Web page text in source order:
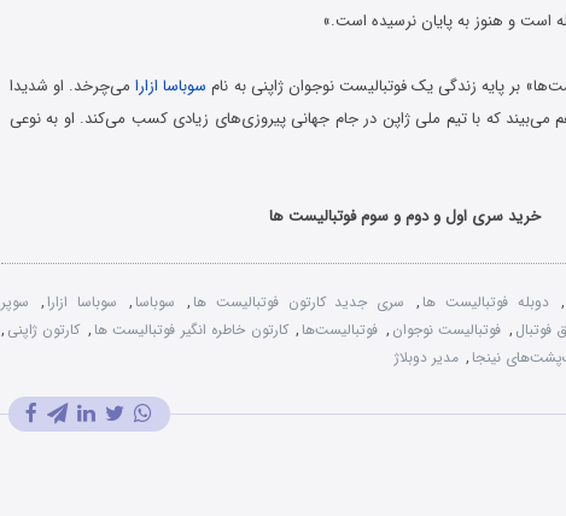
است و هنوز به پایان نرسیده است.»
بر پایه‌ زندگی یک فوتبالیست نوجوان ژاپنی به نام سوباسا ازارامی‌چرخد. او شدیدا
که با تیم ملی ژاپن در جام جهانی پیروزی‌های زیادی کسب می‌کند. او به نوعی
خرید سری اول و دوم و سوم فوتبالیست ها
, دوبله فوتبالیست ها , سری جدید کارتون فوتبالیست ها , سوباسا , سوباسا ازارا, سوپر
فوتبال , فوتبالیست نوجوان , فوتبالیست‌ها , کارتون خاطره انگیر فوتبالیست ها , کارتون ژاپنی ,
نینجا , مدیر دوبلاژ